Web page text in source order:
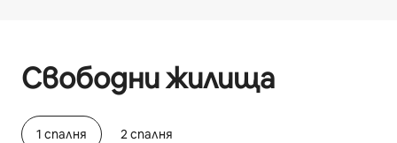
Свободни жилища
1 спалня 2 спалня